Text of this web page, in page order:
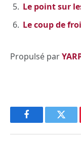
Le point sur
Le coup de
Propulsé par
Facebook